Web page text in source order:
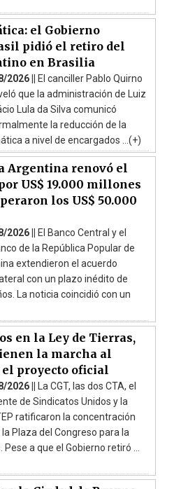
el Gobierno
pidió el retiro del
en Brasilia
2026 || El canciller Pablo Quirno
que la administración de Luiz
Lula da Silva comunicó
la reducción de la
a nivel de encargados ...(+)
Argentina renovó el
US$ 19.000 millones
los US$ 50.000
2026 || El Banco Central y el
de la República Popular de
extendieron el acuerdo
con un plazo inédito de
La noticia coincidió con un
en la Ley de Tierras,
la marcha al
proyecto oficial
2026 || La CGT, las dos CTA, el
de Sindicatos Unidos y la
ratificaron la concentración
la Plaza del Congreso para la
a que el Gobierno retiró ...